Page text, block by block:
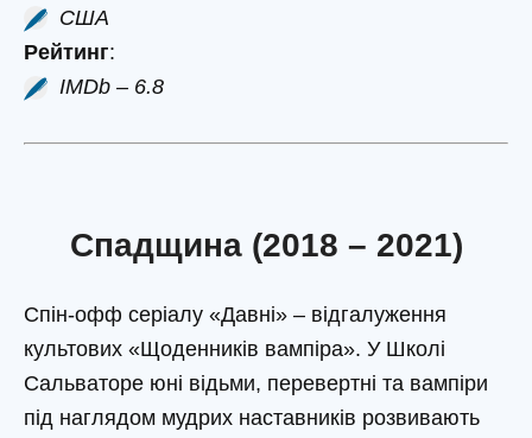
США
Рейтинг:
IMDb – 6.8
Спадщина (2018 – 2021)
Спін-офф серіалу «Давні» – відгалуження
культових «Щоденників вампіра». У Школі
Сальваторе юні відьми, перевертні та вампіри
під наглядом мудрих наставників розвивають